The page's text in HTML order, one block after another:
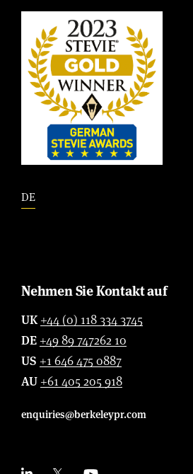
DE
Nehmen Sie Kontakt auf
UK +44 (0) 118 334 3745
DE +49 89 747262 10
US +1 646 475 0887
AU +61 405 205 918
enquiries@berkeleypr.com